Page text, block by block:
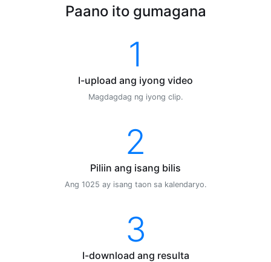
Paano ito gumagana
1
I-upload ang iyong video
Magdagdag ng iyong clip.
2
Piliin ang isang bilis
Ang 1025 ay isang taon sa kalendaryo.
3
I-download ang resulta